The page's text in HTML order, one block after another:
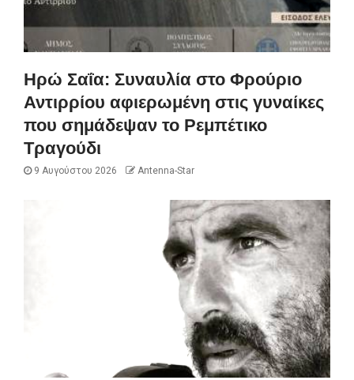
Ηρώ Σαΐα: Συναυλία στο Φρούριο
Αντιρρίου αφιερωμένη στις γυναίκες
που σημάδεψαν το Ρεμπέτικο
Τραγούδι
9 Αυγούστου 2026 Antenna-Star